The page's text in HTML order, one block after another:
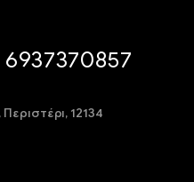
6937370857
Περιστέρι, 12134